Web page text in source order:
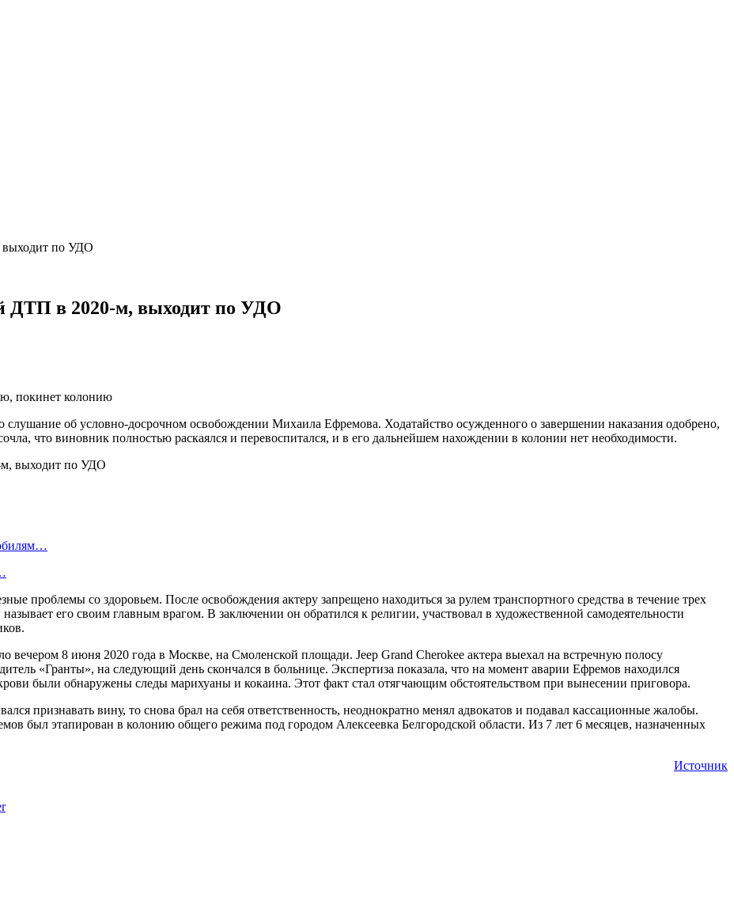
по УДО
ДТП в 2020-м, выходит по УДО
покинет колонию
слушание об условно-досрочном освобождении Михаила Ефремова. Ходатайство осужденного о завершении наказания одобрено,
что виновник полностью раскаялся и перевоспитался, и в его дальнейшем нахождении в колонии нет необходимости.
проблемы со здоровьем. После освобождения актеру запрещено находиться за рулем транспортного средства в течение трех
называет его своим главным врагом. В заключении он обратился к религии, участвовал в художественной самодеятельности
8 июня 2020 года в Москве, на Смоленской площади. Jeep Grand Cherokee актера выехал на встречную полосу
«Гранты», на следующий день скончался в больнице. Экспертиза показала, что на момент аварии Ефремов находился
были обнаружены следы марихуаны и кокаина. Этот факт стал отягчающим обстоятельством при вынесении приговора.
признавать вину, то снова брал на себя ответственность, неоднократно менял адвокатов и подавал кассационные жалобы.
был этапирован в колонию общего режима под городом Алексеевка Белгородской области. Из 7 лет 6 месяцев, назначенных
Источник